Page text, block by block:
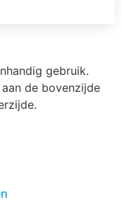
gebruik.
de bovenzijde